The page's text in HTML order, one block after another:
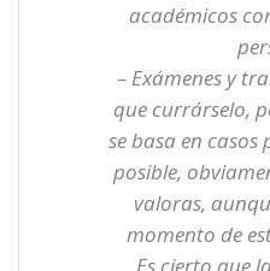
académicos
– Exámenes y
que currárselo,
se basa en
posible,
valoras,
momento de